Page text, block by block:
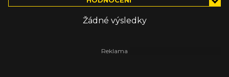
Žádné výsledky